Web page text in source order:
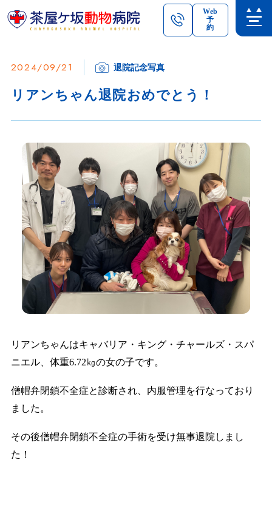
Web
予
約
2024/09/21 退院記念写真
リアンちゃん退院おめでとう！
リアンちゃんはキャバリア・キング・チャールズ・スパ
ニエル、体重6.72㎏の女の子です。
僧帽弁閉鎖不全症と診断され、内服管理を行なっており
ました。
その後僧帽弁閉鎖不全症の手術を受け無事退院しまし
た！